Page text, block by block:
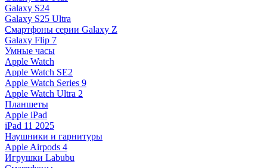
Galaxy S24
Galaxy S25 Ultra
Смартфоны серии Galaxy Z
Galaxy Flip 7
Умные часы
Apple Watch
Apple Watch SE2
Apple Watch Series 9
Apple Watch Ultra 2
Планшеты
Apple iPad
iPad 11 2025
Наушники и гарнитуры
Apple Airpods 4
Игрушки Labubu